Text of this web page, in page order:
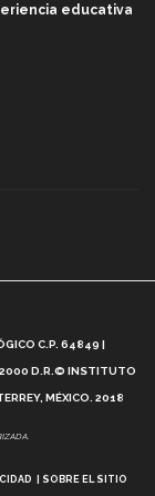
educativa
(video)
Artificial, Paola
C.P. 64849 |
2000 D.R.© INSTITUTO
MÉXICO. 2018
SOBRE EL SITIO